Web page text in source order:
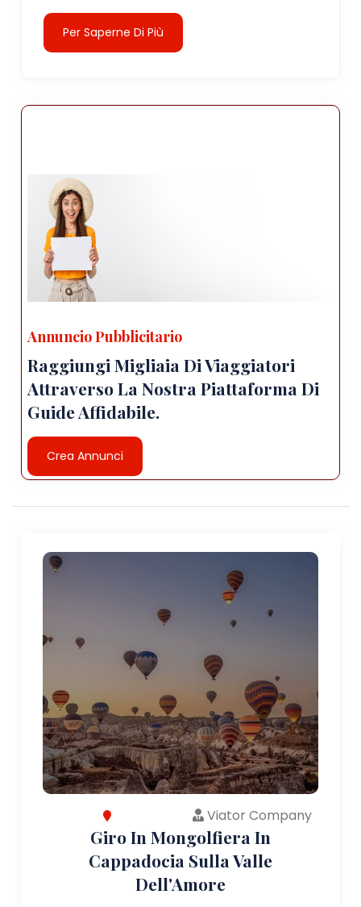
Per Saperne Di Più
Annuncio Pubblicitario
Raggiungi Migliaia Di Viaggiatori
Attraverso La Nostra Piattaforma Di
Guide Affidabile.
Crea Annunci
Viator Company
Giro In Mongolfiera In
Cappadocia Sulla Valle
Dell'Amore